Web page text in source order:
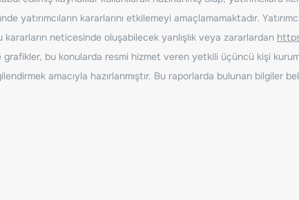
yatırımcıların kararlarını etkilemeyi amaçlamamaktadır.
neticesinde oluşabilecek yanlışlık veya zararlardan
bu konularda resmi hizmet veren yetkili üçüncü kişi
amacıyla hazırlanmıştır. Bu raporlarda bulunan bilgiler